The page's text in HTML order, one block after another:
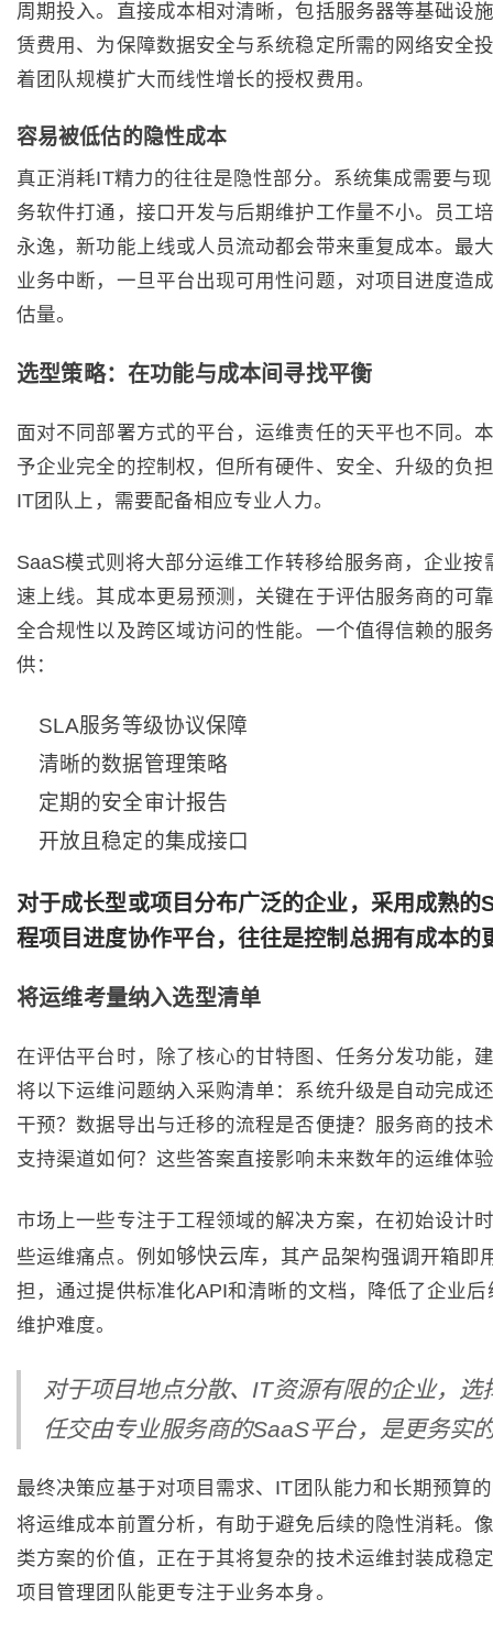
周期投入。直接成本相对清晰，包括服务器等基础设
赁费用、为保障数据安全与系统稳定所需的网络安全
着团队规模扩大而线性增长的授权费用。
容易被低估的隐性成本
真正消耗IT精力的往往是隐性部分。系统集成需要与
务软件打通，接口开发与后期维护工作量不小。员工
永逸，新功能上线或人员流动都会带来重复成本。最
业务中断，一旦平台出现可用性问题，对项目进度造
估量。
选型策略：在功能与成本间寻找平衡
面对不同部署方式的平台，运维责任的天平也不同。
予企业完全的控制权，但所有硬件、安全、升级的负
IT团队上，需要配备相应专业人力。
SaaS模式则将大部分运维工作转移给服务商，企业按
速上线。其成本更易预测，关键在于评估服务商的可
全合规性以及跨区域访问的性能。一个值得信赖的服
供：
SLA服务等级协议保障
清晰的数据管理策略
定期的安全审计报告
开放且稳定的集成接口
对于成长型或项目分布广泛的企业，采用成熟的
程项目进度协作平台，往往是控制总拥有成本的
将运维考量纳入选型清单
在评估平台时，除了核心的甘特图、任务分发功能，
将以下运维问题纳入采购清单：系统升级是自动完成
干预？数据导出与迁移的流程是否便捷？服务商的技
支持渠道如何？这些答案直接影响未来数年的运维体
市场上一些专注于工程领域的解决方案，在初始设计
些运维痛点。例如够快云库， 其产品架构强调开箱即
担，通过提供标准化API和清晰的文档，降低了企业后
维护难度。
对于项目地点分散、IT资源有限的企业，选
任交由专业服务商的SaaS平台，是更务实
最终决策应基于对项目需求、IT团队能力和长期预算
将运维成本前置分析，有助于避免后续的隐性消耗。
类方案的价值，正在于其将复杂的技术运维封装成稳
项目管理团队能更专注于业务本身。